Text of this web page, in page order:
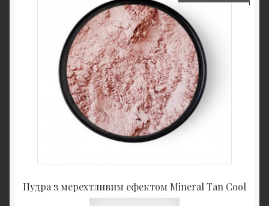
Пудра з мерехтливим ефектом Mineral Tan Cool